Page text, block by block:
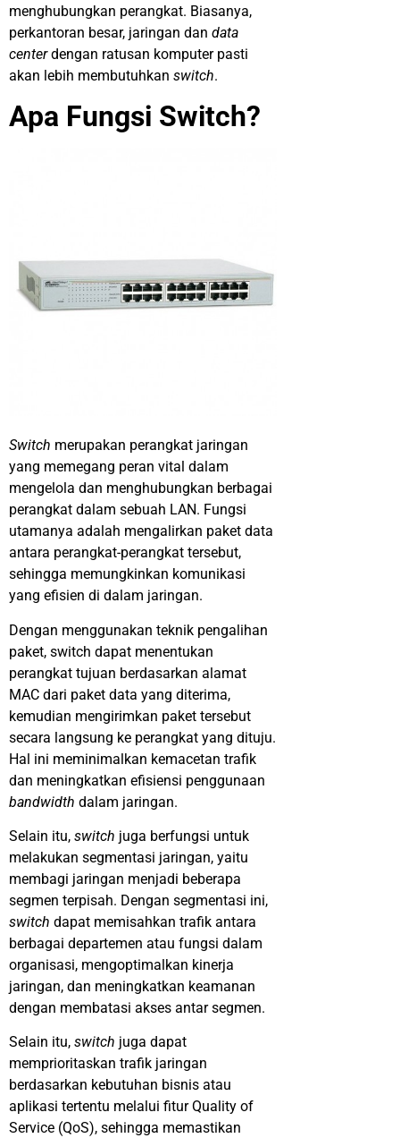
menghubungkan perangkat. Biasanya,
perkantoran besar, jaringan dan data
centerdengan ratusan komputer pasti
akan lebih membutuhkan switch.
Apa Fungsi Switch?
Switch merupakan perangkat jaringan
yang memegang peran vital dalam
mengelola dan menghubungkan berbagai
perangkat dalam sebuah LAN. Fungsi
utamanya adalah mengalirkan paket data
antara perangkat-perangkat tersebut,
sehingga memungkinkan komunikasi
yang efisien di dalam jaringan.
Dengan menggunakan teknik pengalihan
paket, switch dapat menentukan
perangkat tujuan berdasarkan alamat
MAC dari paket data yang diterima,
kemudian mengirimkan paket tersebut
secara langsung ke perangkat yang dituju.
Hal ini meminimalkan kemacetan trafik
dan meningkatkan efisiensi penggunaan
bandwidth dalam jaringan.
Selain itu, switch juga berfungsi untuk
melakukan segmentasi jaringan, yaitu
membagi jaringan menjadi beberapa
segmen terpisah. Dengan segmentasi ini,
switch dapat memisahkan trafik antara
berbagai departemen atau fungsi dalam
organisasi, mengoptimalkan kinerja
jaringan, dan meningkatkan keamanan
dengan membatasi akses antar segmen.
Selain itu, switch juga dapat
memprioritaskan trafik jaringan
berdasarkan kebutuhan bisnis atau
aplikasi tertentu melalui fitur Quality of
Service (QoS), sehingga memastikan